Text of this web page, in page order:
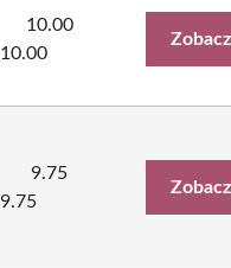
10.00
10.00
9.75
9.75